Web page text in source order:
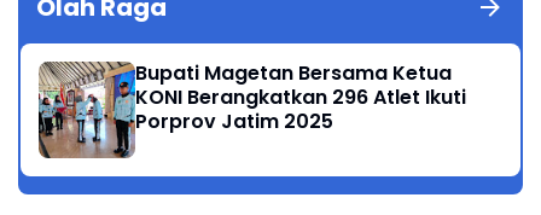
Olah Raga
Bupati Magetan Bersama Ketua
KONI Berangkatkan 296 Atlet Ikuti
Porprov Jatim 2025